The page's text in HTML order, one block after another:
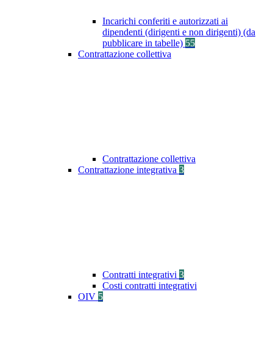
Incarichi conferiti e autorizzati ai
dipendenti (dirigenti e non dirigenti) (da
pubblicare in tabelle) 55
Contrattazione collettiva
Contrattazione collettiva
Contrattazione integrativa 3
Contratti integrativi 3
Costi contratti integrativi
OIV 5